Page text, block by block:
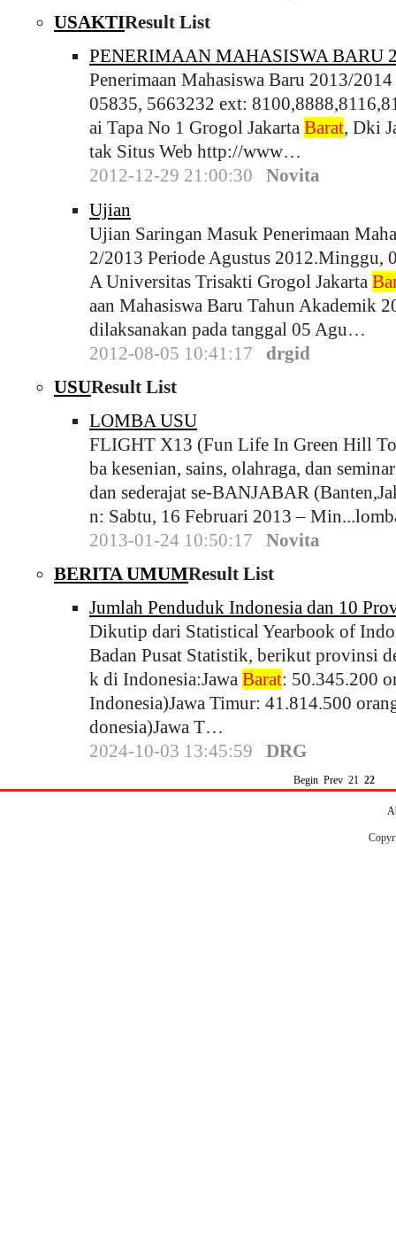
USAKTIResult List
PENERIMAAN MAHASISWA BARU
Penerimaan Mahasiswa Baru 2013/
05835, 5663232 ext:
ai Tapa No 1 Grogol Jakarta Barat, Dki
tak Situs Web http://www…
2012-12-29 21:00:30
Novita
Ujian
Ujian Saringan Masuk Penerimaan
2/2013 Periode Agustus 2012.Minggu,
A Universitas Trisakti Grogol Jakarta
aan Mahasiswa Baru Tahun Akademik
dilaksanakan pada tanggal 05 Agu…
2012-08-05 10:41:17
drgid
USUResult List
LOMBA USU
FLIGHT X13 (Fun Life In Green Hill
ba kesenian, sains, olahraga, dan
dan sederajat se-BANJABAR
n: Sabtu, 16 Februari 2013 –
2013-01-24 10:50:17
Novita
BERITA UMUMResult List
Jumlah Penduduk Indonesia dan 10
Dikutip dari Statistical Yearbook of
Badan Pusat Statistik, berikut provinsi
k di Indonesia:Jawa Barat: 50.345.200
Indonesia)Jawa Timur: 41.814.500
donesia)Jawa T…
2024-10-03 13:45:59
DRG
Begin Prev 21 22